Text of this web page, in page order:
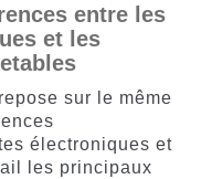
entre les
et les
sur le même
électroniques et
les principaux